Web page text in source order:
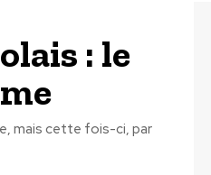
: le
mais cette fois-ci, par